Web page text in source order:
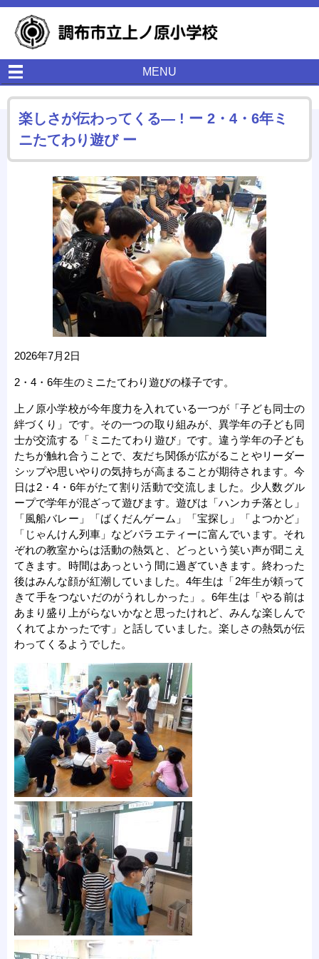
MENU
楽しさが伝わってくる― ! ー 2・4・6年ミ
ニたてわり遊び ー
2026年7月2日
2・4・6年生のミニたてわり遊びの様子です。
上ノ原小学校が今年度力を入れている一つが「子ども同士の
絆づくり」です。その一つの取り組みが、異学年の子ども同
士が交流する「ミニたてわり遊び」です。違う学年の子ども
たちが触れ合うことで、友だち関係が広がることやリーダー
シップや思いやりの気持ちが高まることが期待されます。今
日は2・4・6年がたて割り活動で交流しました。少人数グル
ープで学年が混ざって遊びます。遊びは「ハンカチ落とし」
「風船バレー」「ばくだんゲーム」「宝探し」「よつかど」
「じゃんけん列車」などバラエティーに富んでいます。それ
ぞれの教室からは活動の熱気と、どっという笑い声が聞こえ
てきます。時間はあっという間に過ぎていきます。終わった
後はみんな顔が紅潮していました。4年生は「2年生が頼って
きて手をつないだのがうれしかった」。6年生は「やる前は
あまり盛り上がらないかなと思ったけれど、みんな楽しんで
くれてよかったです」と話していました。楽しさの熱気が伝
わってくるようでした。